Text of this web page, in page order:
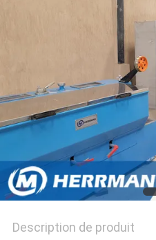
Description de produit